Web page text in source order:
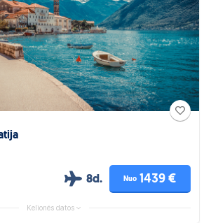
8d. Nuo 1439 €
Kelionės datos